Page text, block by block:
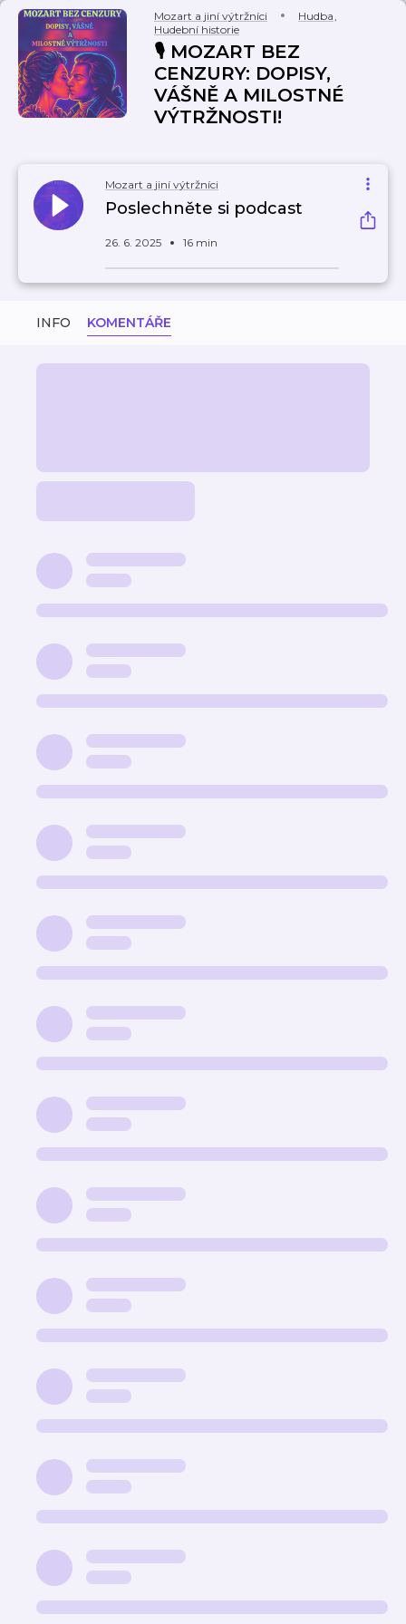
Mozart a jiní výtržníci Hudba,
Hudební historie
🎙️ MOZART BEZ
CENZURY: DOPISY,
VÁŠNĚ A MILOSTNÉ
VÝTRŽNOSTI!
Mozart a jiní výtržníci
Poslechněte si podcast
26. 6. 2025 16 min
INFO KOMENTÁŘE